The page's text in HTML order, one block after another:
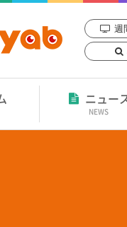
週
ニュー
NEWS